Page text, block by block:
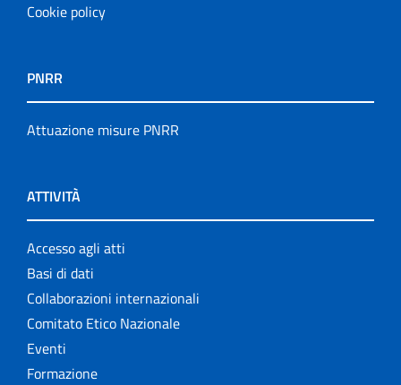
Cookie policy
PNRR
Attuazione misure PNRR
ATTIVITÀ
Accesso agli atti
Basi di dati
Collaborazioni internazionali
Comitato Etico Nazionale
Eventi
Formazione